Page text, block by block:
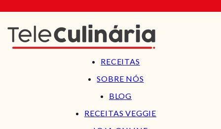
RECEITAS
SOBRE NÓS
BLOG
RECEITAS VEGGIE